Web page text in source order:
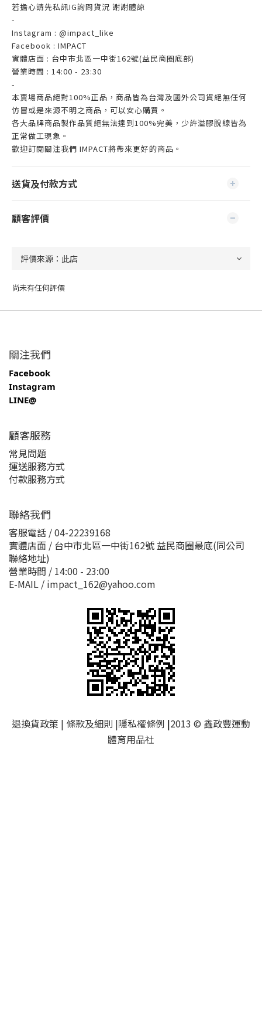
若擔心請先私訊IG詢問貨況 謝謝體諒
-
Instagram : @impact_like
Facebook : IMPACT
實體店面 : 台中市北區一中街162號(益民商圈底部)
營業時間 : 14:00 - 23:30
-
本賣場商品絕對100%正品，商品皆為台灣及國外公司貨絕無任何
仿冒或是來源不明之商品，可以安心購買。
各大品牌商品製作品質絕無法達到100%完美，少許溢膠脫線皆為
正常做工現象。
歡迎訂閱關注我們 IMPACT將帶來更好的商品。
送貨及付款方式
顧客評價
尚未有任何評價
關注我們
Facebook
Instagram
LINE@
顧客服務
常見問題
運送服務方式
付款服務方式
聯絡我們
客服電話 / 04-22239168
實體店面 / 台中市北區一中街162號 益民商圈最底(同公司
聯絡地址)
營業時間 / 14:00 - 23:00
E-MAIL / impact_162@yahoo.com
退換貨政策 | 條款及細則 |隱私權條例 |2013 © 鑫政豐運動
體育用品社